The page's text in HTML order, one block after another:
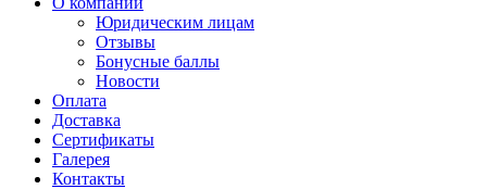
Юридическим лицам
Отзывы
Бонусные баллы
Новости
Оплата
Доставка
Сертификаты
Галерея
Контакты